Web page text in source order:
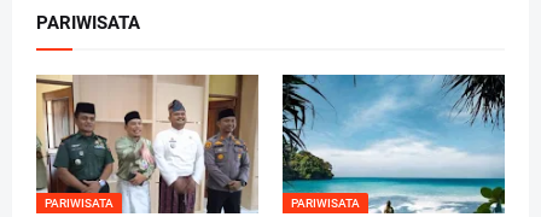
PARIWISATA
PARIWISATA PARIWISATA